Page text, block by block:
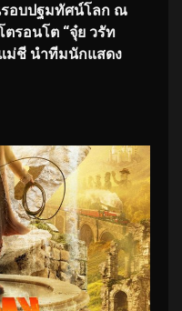
รอบปฐมทัศน์โลก ณ
รอนโต “จุ๋ย วรัท
ม่ชี นำทีมนักแสดง